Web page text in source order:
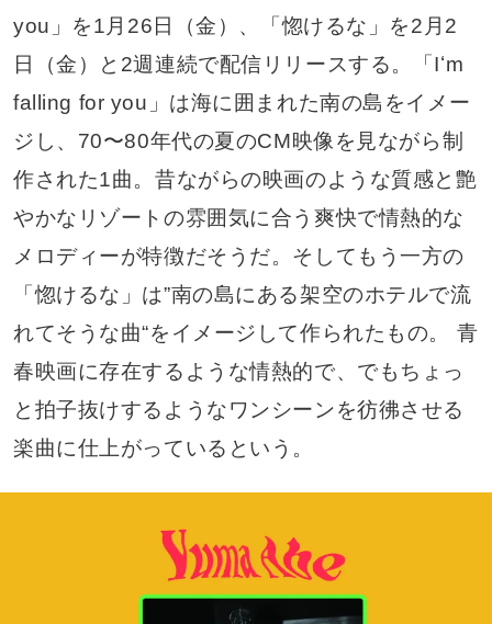
you」を1月26日（金）、「惚けるな」を2月2
日（金）と2週連続で配信リリースする。「Iʻm
falling for you」は海に囲まれた南の島をイメー
ジし、70〜80年代の夏のCM映像を見ながら制
作された1曲。昔ながらの映画のような質感と艶
やかなリゾートの雰囲気に合う爽快で情熱的な
メロディーが特徴だそうだ。そしてもう一方の
「惚けるな」は”南の島にある架空のホテルで流
れてそうな曲“をイメージして作られたもの。 ⻘
春映画に存在するような情熱的で、でもちょっ
と拍子抜けするようなワンシーンを彷彿させる
楽曲に仕上がっているという。